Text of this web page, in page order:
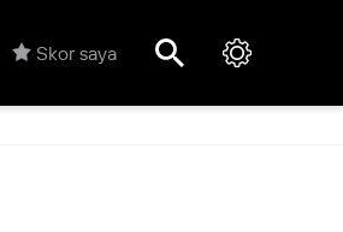
Skor saya